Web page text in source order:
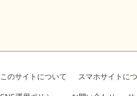
このサイトについて スマホサイトに